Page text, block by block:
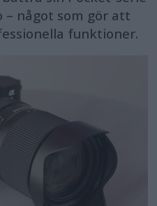
något som gör att
funktioner.